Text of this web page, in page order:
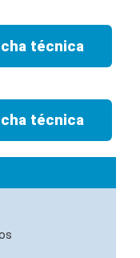
técnica
técnica